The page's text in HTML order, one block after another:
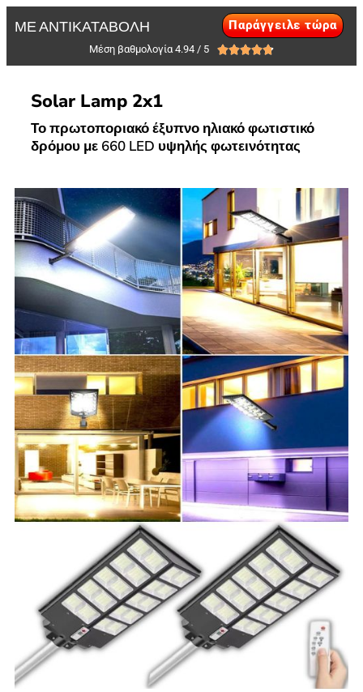
ΜΕ ΑΝΤΙΚΑΤΑΒΟΛΗ Παράγγειλε τώρα
Μέση βαθμολογία 4.94 / 5 
Solar Lamp 2x1
Το πρωτοποριακό έξυπνο ηλιακό φωτιστικό
δρόμου με 660 LED υψηλής φωτεινότητας